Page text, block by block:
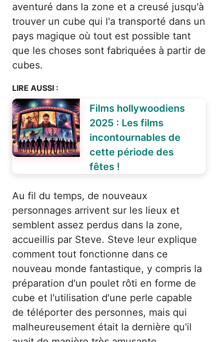
aventuré dans la zone et a creusé jusqu'à
trouver un cube qui l'a transporté dans un
pays magique où tout est possible tant
que les choses sont fabriquées à partir de
cubes.
LIRE AUSSI :
Films hollywoodiens
2025 : Les films
incontournables de
cette période des
fêtes !
Au fil du temps, de nouveaux
personnages arrivent sur les lieux et
semblent assez perdus dans la zone,
accueillis par Steve. Steve leur explique
comment tout fonctionne dans ce
nouveau monde fantastique, y compris la
préparation d'un poulet rôti en forme de
cube et l'utilisation d'une perle capable
de téléporter des personnes, mais qui
malheureusement était la dernière qu'il